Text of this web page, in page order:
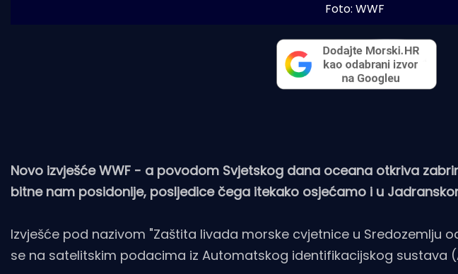
Foto: WWF
Novo izvješće WWF - a povodom Svjetskog dana oceana otkriva
bitne nam posidonije, posljedice čega itekako osjećamo i u
Izvješće pod nazivom "Zaštita livada morske cvjetnice u Sredozemlju
se na satelitskim podacima iz Automatskog identifikacijskog sustava